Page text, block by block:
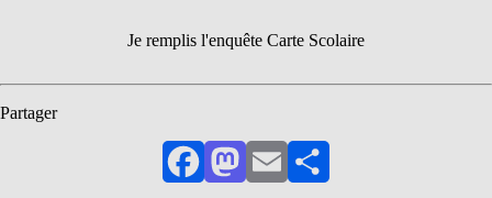
Je remplis l'enquête Carte Scolaire
Partager
FacebookMastodon
EmailPartager